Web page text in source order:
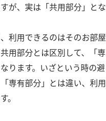
が、実は「共用部分」とな
利用できるのはそのお部屋
用部分とは区別して、「専
ります。いざという時の避
専有部分」とは違い、利用
。